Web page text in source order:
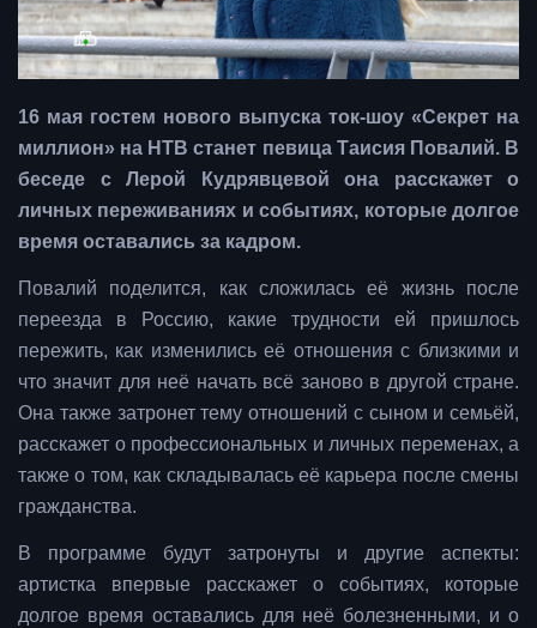
16 мая гостем нового выпуска ток-шоу «Секрет на
миллион» на НТВ станет певица Таисия Повалий. В
беседе с Лерой Кудрявцевой она расскажет о
личных переживаниях и событиях, которые долгое
время оставались за кадром.
Повалий поделится, как сложилась её жизнь после
переезда в Россию, какие трудности ей пришлось
пережить, как изменились её отношения с близкими и
что значит для неё начать всё заново в другой стране.
Она также затронет тему отношений с сыном и семьёй,
расскажет о профессиональных и личных переменах, а
также о том, как складывалась её карьера после смены
гражданства.
В программе будут затронуты и другие аспекты:
артистка впервые расскажет о событиях, которые
долгое время оставались для неё болезненными, и о